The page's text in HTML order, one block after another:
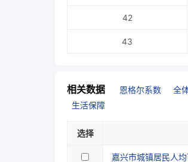
42
43
相关数据 恩格尔系数 全
生活保障
选择
嘉兴市城镇居民人